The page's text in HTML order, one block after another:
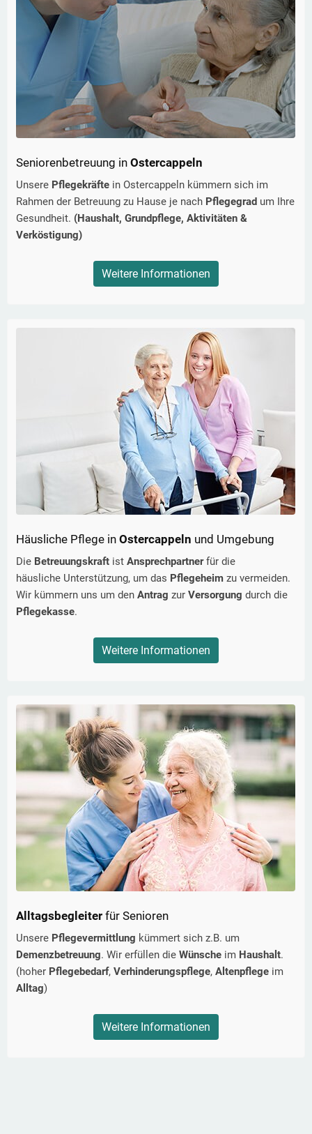
Seniorenbetreuung in Ostercappeln
Unsere Pflegekräfte in Ostercappeln kümmern sich im
Rahmen der Betreuung zu Hause je nach Pflegegrad um Ihre
Gesundheit. (Haushalt, Grundpflege, Aktivitäten &
Verköstigung)
Weitere Informationen
Häusliche Pflege in Ostercappeln und Umgebung
Die Betreuungskraft ist Ansprechpartnerfür die
häusliche Unterstützung, um das Pflegeheim zu vermeiden.
Wir kümmern uns um den Antrag zur Versorgung durch die
Pflegekasse.
Weitere Informationen
Alltagsbegleiter für Senioren
Unsere Pflegevermittlung kümmert sich z.B. um
Demenzbetreuung. Wir erfüllen die Wünsche im Haushalt.
(hoher Pflegebedarf, Verhinderungspflege, Altenpflege im
Alltag)
Weitere Informationen